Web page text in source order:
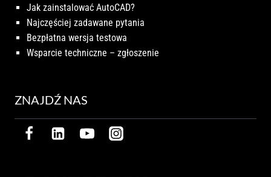
Jak zainstalować AutoCAD?
Najczęściej zadawane pytania
Bezpłatna wersja testowa
Wsparcie techniczne – zgłoszenie
ZNAJDŹ NAS